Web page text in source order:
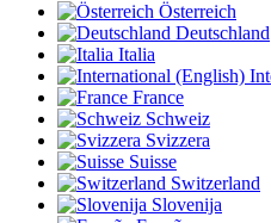
Österreich
Deutschland
Italia
France
Schweiz
Svizzera
Suisse
Switzerland
Slovenija